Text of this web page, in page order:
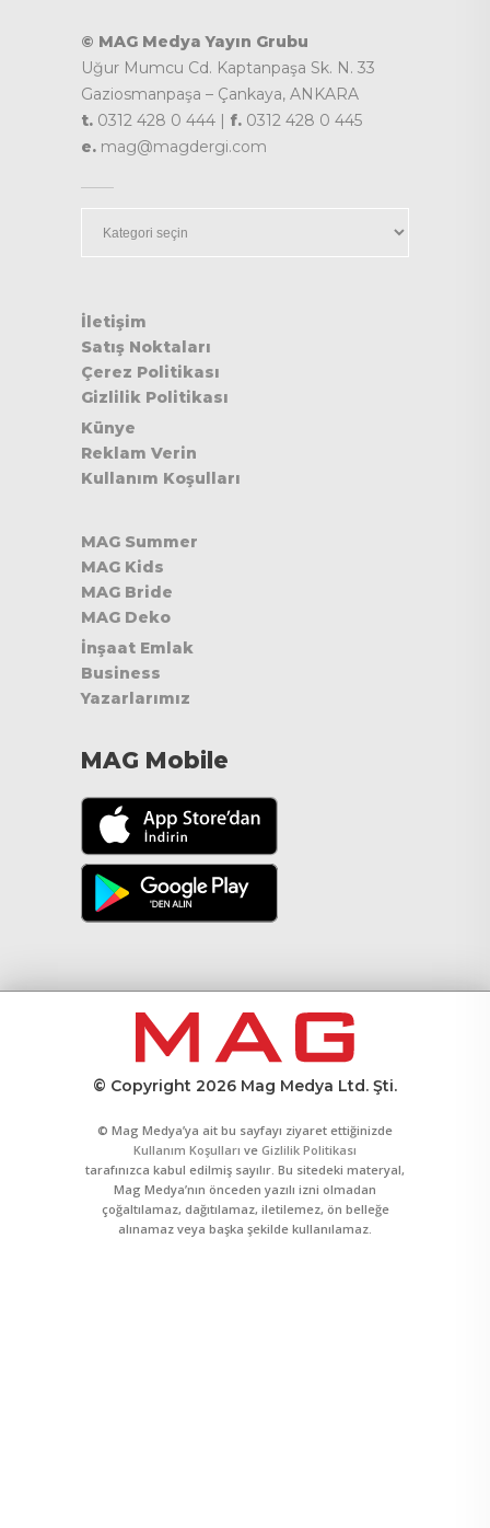
© MAG Medya Yayın Grubu
Uğur Mumcu Cd. Kaptanpaşa Sk. N. 33
Gaziosmanpaşa – Çankaya, ANKARA
t. 0312 428 0 444 | f. 0312 428 0 445
e. mag@magdergi.com
İletişim
Satış Noktaları
Çerez Politikası
Gizlilik Politikası
Künye
Reklam Verin
Kullanım Koşulları
MAG Summer
MAG Kids
MAG Bride
MAG Deko
İnşaat Emlak
Business
Yazarlarımız
MAG Mobile
© Copyright 2026 Mag Medya Ltd. Şti.
© Mag Medya’ya ait bu sayfayı ziyaret ettiğinizde
Kullanım Koşulları ve Gizlilik Politikası
tarafınızca kabul edilmiş sayılır. Bu sitedeki materyal,
Mag Medya’nın önceden yazılı izni olmadan
çoğaltılamaz, dağıtılamaz, iletilemez, ön belleğe
alınamaz veya başka şekilde kullanılamaz.